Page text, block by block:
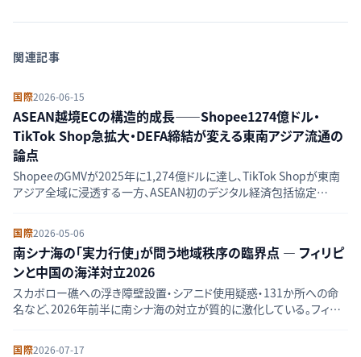
関連記事
国際2026-06-15
ASEAN越境ECの構造的成長——Shopee1274億ドル・
TikTok Shop急拡大・DEFA締結が変える東南アジア流通の
論点
ShopeeのGMVが2025年に1,274億ドルに達し、TikTok Shopが東南
アジア全域に浸透する一方、ASEAN初のデジタル経済包括協定
題を横断的に分析する。
国際2026-05-06
南シナ海の「実力行使」が問う地域秩序の臨界点 — フィリピ
ンと中国の海洋対立2026
スカボロー礁への浮き障壁設置・シアニド使用疑惑・131か所への命
名など、2026年前半に南シナ海の対立が質的に激化している。フィリ
状を複数の一次情報から読み解く。
国際2026-07-17